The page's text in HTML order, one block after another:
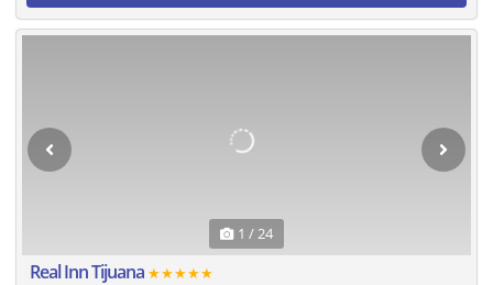
1 / 24
Real Inn Tijuana ★★★★★